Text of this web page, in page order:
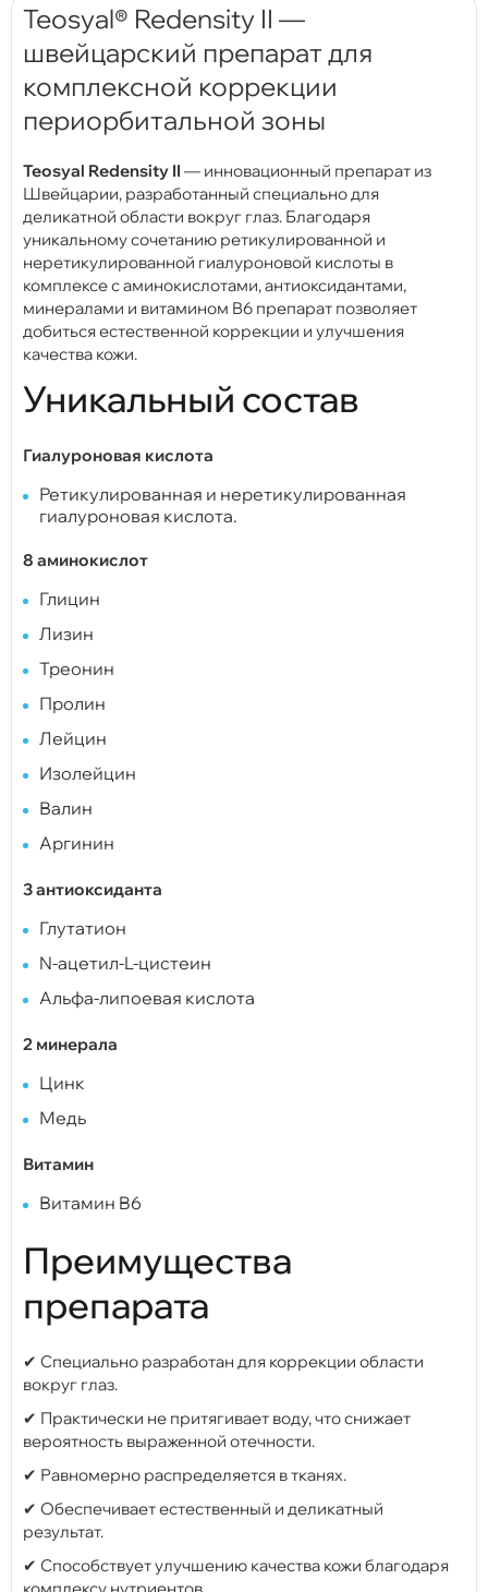
Teosyal® Redensity II —
швейцарский препарат для
комплексной коррекции
периорбитальной зоны
Teosyal Redensity II — инновационный препарат из
Швейцарии, разработанный специально для
деликатной области вокруг глаз. Благодаря
уникальному сочетанию ретикулированной и
неретикулированной гиалуроновой кислоты в
комплексе с аминокислотами, антиоксидантами,
минералами и витамином B6 препарат позволяет
добиться естественной коррекции и улучшения
качества кожи.
Уникальный состав
Гиалуроновая кислота
Ретикулированная и неретикулированная
гиалуроновая кислота.
8 аминокислот
Глицин
Лизин
Треонин
Пролин
Лейцин
Изолейцин
Валин
Аргинин
3 антиоксиданта
Глутатион
N-ацетил-L-цистеин
Альфа-липоевая кислота
2 минерала
Цинк
Медь
Витамин
Витамин B6
Преимущества
препарата
✔ Специально разработан для коррекции области
вокруг глаз.
✔ Практически не притягивает воду, что снижает
вероятность выраженной отечности.
✔ Равномерно распределяется в тканях.
✔ Обеспечивает естественный и деликатный
результат.
✔ Способствует улучшению качества кожи благодаря
комплексу нутриентов.